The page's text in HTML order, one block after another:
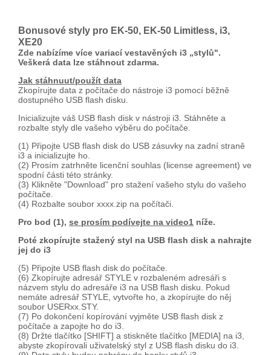
Bonusové styly pro EK-50, EK-50 Limitless, i3,
XE20
Zde nabízíme více variací vestavěných i3 „stylů".
Veškerá data lze stáhnout zdarma.
Jak stáhnuut/použít data
Zkopírujte data z počítače do nástroje i3 pomocí běžně
dostupného USB flash disku.
Inicializujte váš USB flash disk v nástroji i3. Stáhněte a
rozbalte styly dle vašeho výběru do počítače.
(1) Připojte USB flash disk do USB zásuvky na zadní straně
i3 a inicializujte ho.
(2) Prosím zatrhněte licenční souhlas (license agreement) ve
spodní části této stránky.
(3) Klikněte "Download" pro stažení vašeho stylu do vašeho
počítače.
(4) Rozbalte soubor xxxx.zip na počítači.
Pro bod (1), se prosím podívejte na video1 níže.
Poté zkopírujte stažený styl na USB flash disk a nahrajte
jej do i3
(5) Připojte USB flash disk do počítače.
(6) Zkopírujte adresář STYLE v rozbaleném adresáři s
názvem stylu do adresáře i3 na USB flash disku. Pokud
nemáte adresář STYLE, vytvořte ho, a zkopírujte do něj
soubor USERxx.STY.
(7) Po dokončení kopírování vyjměte USB flash disk z
počítače a zapojte ho do i3.
(8) Držte tlačítko [SHIFT] a stiskněte tlačítko [MEDIA] na i3,
abyste zkopírovali uživatelský styl z USB flash disku do i3.